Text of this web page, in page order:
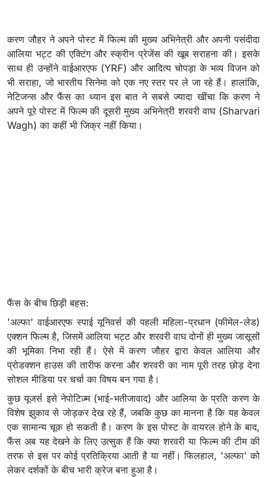
करण जौहर ने अपने पोस्ट में फिल्म की मुख्य अभिनेत्री और अपनी पसंदीदा
आलिया भट्ट की एक्टिंग और स्क्रीन प्रेजेंस की खूब सराहना की। इसके
साथ ही उन्होंने वाईआरएफ (YRF) और आदित्य चोपड़ा के भव्य विजन को
भी सराहा, जो भारतीय सिनेमा को एक नए स्तर पर ले जा रहे हैं। हालांकि,
नेटिजन्स और फैंस का ध्यान इस बात ने सबसे ज्यादा खींचा कि करण ने
अपने पूरे पोस्ट में फिल्म की दूसरी मुख्य अभिनेत्री शरवरी वाघ (Sharvari
Wagh) का कहीं भी जिक्र नहीं किया।
फैंस के बीच छिड़ी बहस:
'अल्फा' वाईआरएफ स्पाई यूनिवर्स की पहली महिला-प्रधान (फीमेल-लेड)
एक्शन फिल्म है, जिसमें आलिया भट्ट और शरवरी वाघ दोनों ही मुख्य जासूसों
की भूमिका निभा रही हैं। ऐसे में करण जौहर द्वारा केवल आलिया और
प्रोडक्शन हाउस की तारीफ करना और शरवरी का नाम पूरी तरह छोड़ देना
सोशल मीडिया पर चर्चा का विषय बन गया है।
कुछ यूजर्स इसे नेपोटिज़्म (भाई-भतीजावाद) और आलिया के प्रति करण के
विशेष झुकाव से जोड़कर देख रहे हैं, जबकि कुछ का मानना है कि यह केवल
एक सामान्य चूक हो सकती है। करण के इस पोस्ट के वायरल होने के बाद,
फैंस अब यह देखने के लिए उत्सुक हैं कि क्या शरवरी या फिल्म की टीम की
तरफ से इस पर कोई प्रतिक्रिया आती है या नहीं। फिलहाल, 'अल्फा' को
लेकर दर्शकों के बीच भारी क्रेज बना हुआ है।